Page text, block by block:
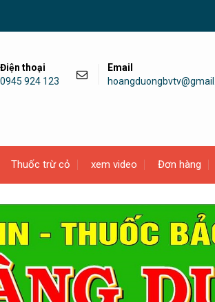
Điện thoại
0945 924 123
Email
Thuốc trừ cỏ xem video Đơn hàng